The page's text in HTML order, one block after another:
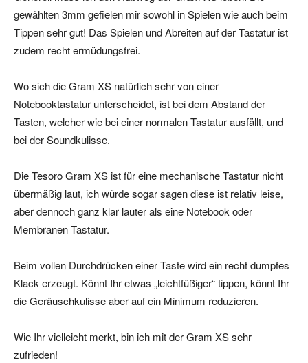
gewählten 3mm gefielen mir sowohl in Spielen wie auch beim
Tippen sehr gut! Das Spielen und Abreiten auf der Tastatur ist
zudem recht ermüdungsfrei.
Wo sich die Gram XS natürlich sehr von einer
Notebooktastatur unterscheidet, ist bei dem Abstand der
Tasten, welcher wie bei einer normalen Tastatur ausfällt, und
bei der Soundkulisse.
Die Tesoro Gram XS ist für eine mechanische Tastatur nicht
übermäßig laut, ich würde sogar sagen diese ist relativ leise,
aber dennoch ganz klar lauter als eine Notebook oder
Membranen Tastatur.
Beim vollen Durchdrücken einer Taste wird ein recht dumpfes
Klack erzeugt. Könnt Ihr etwas „leichtfüßiger“ tippen, könnt Ihr
die Geräuschkulisse aber auf ein Minimum reduzieren.
Wie Ihr vielleicht merkt, bin ich mit der Gram XS sehr
zufrieden!